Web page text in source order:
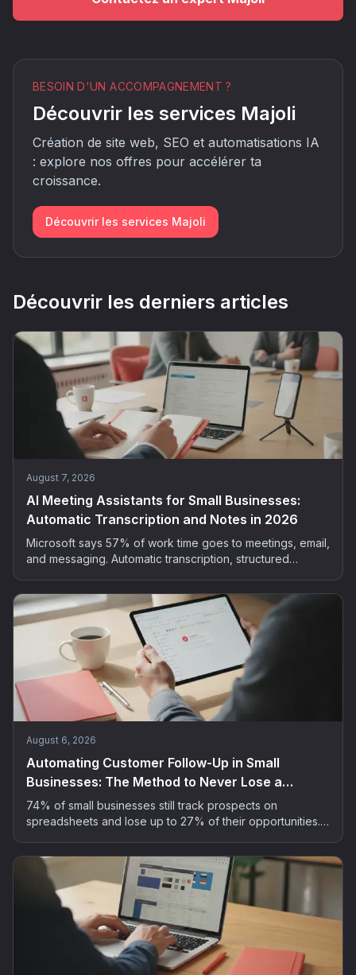
BESOIN D'UN ACCOMPAGNEMENT ?
Découvrir les services Majoli
Création de site web, SEO et automatisations IA
: explore nos offres pour accélérer ta
croissance.
Découvrir les services Majoli
Découvrir les derniers articles
August 7, 2026
AI Meeting Assistants for Small Businesses:
Automatic Transcription and Notes in 2026
Microsoft says 57% of work time goes to meetings, email,
and messaging. Automatic transcription, structured
bring AI into your small business meetings, GDPR-safe.
August 6, 2026
Automating Customer Follow-Up in Small
Businesses: The Method to Never Lose a
Prospect
74% of small businesses still track prospects on
spreadsheets and lose up to 27% of their opportunities.
without spending your evenings on it.